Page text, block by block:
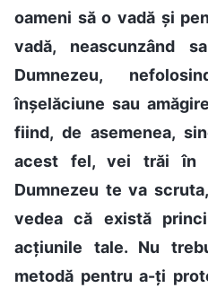
oameni să o vadă și
vadă, neascunzând
Dumnezeu,
înșelăciune sau
fiind, de asemenea,
acest fel, vei trăi în
Dumnezeu te va
vedea că există
acțiunile tale. Nu
metodă pentru a-ți